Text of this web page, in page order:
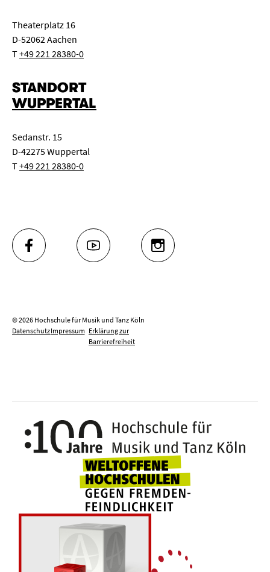
Theaterplatz 16
D-52062 Aachen
T+49 221 28380-0
STANDORT
WUPPERTAL
Sedanstr. 15
D-42275 Wuppertal
T+49 221 28380-0
FACEBOOK YOUTUBE INSTAGRAM
© 2026 Hochschule für Musik und Tanz Köln
DatenschutzImpressum Erklärung zur
Barrierefreiheit